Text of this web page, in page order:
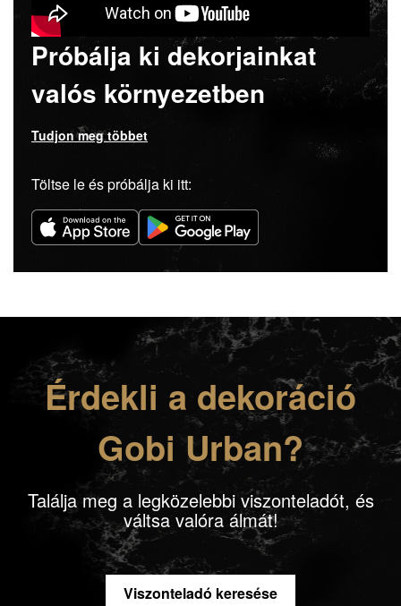
Próbálja ki dekorjainkat
valós környezetben
Tudjon meg többet
Töltse le és próbálja ki itt:
Érdekli a dekoráció
Gobi Urban?
Találja meg a legközelebbi viszonteladót, és
váltsa valóra álmát!
Viszonteladó keresése